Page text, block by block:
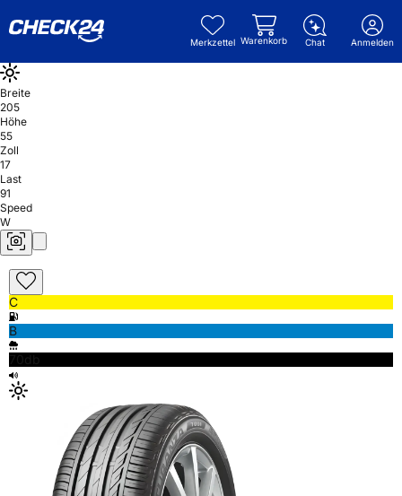
Merkzettel Warenkorb Chat Anmelden
Breite
205
Höhe
55
Zoll
17
Last
91
Speed
W
C
B
70db